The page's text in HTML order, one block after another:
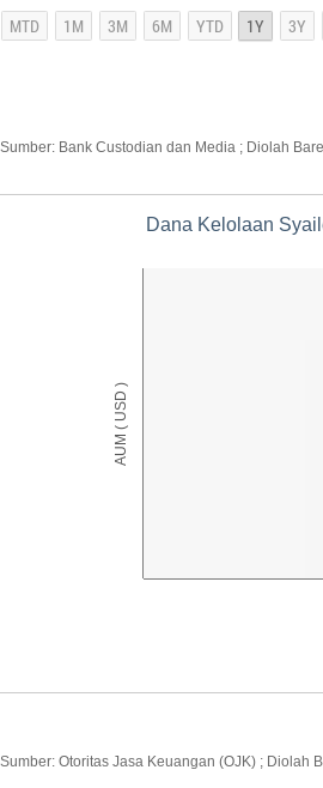
Sumber: Bank Custodian dan Media ; Diolah
AUM ( USD )
Dana Kelolaan
Sumber: Otoritas Jasa Keuangan (OJK) ; Diolah